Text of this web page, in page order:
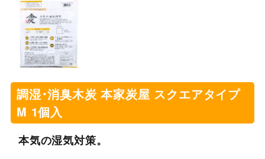
調湿･消臭木炭 本家炭屋 スクエアタイプ
M 1個入
本気の湿気対策。